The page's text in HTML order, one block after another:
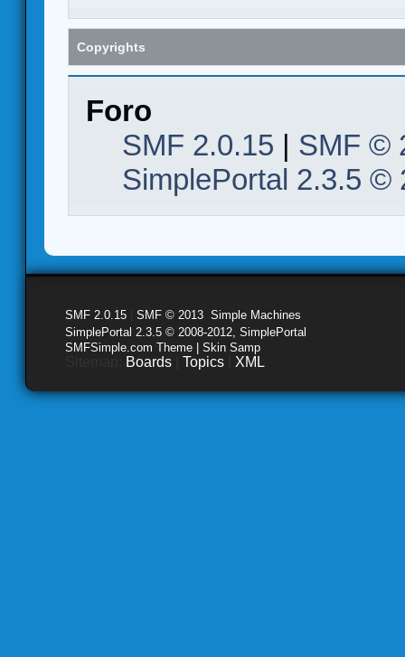
Copyrights
Foro
SMF 2.0.15 | SMF ©
SimplePortal 2.3.5 ©
SMF 2.0.15 SMF © 2013 Simple Machines
SimplePortal 2.3.5 © 2008-2012, SimplePortal
SMFSimple.com Theme | Skin Samp
Boards Topics XML